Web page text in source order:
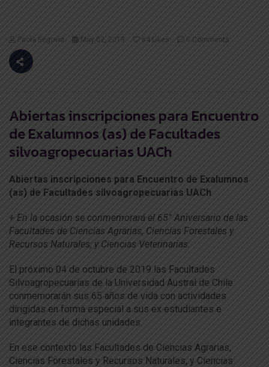
Paola Segovia May 02, 2019 64 Likes 0 Comments
Abiertas inscripciones para Encuentro
de Exalumnos (as) de Facultades
silvoagropecuarias UACh
Abiertas inscripciones para Encuentro de Exalumnos
(as) de Facultades silvoagropecuarias UACh
+ En la ocasión se conmemorará el 65° Aniversario de las
Facultades de Ciencias Agrarias, Ciencias Forestales y
Recursos Naturales, y Ciencias Veterinarias.
El próximo 04 de octubre de 2019 las Facultades
Silvoagropecuarias de la Universidad Austral de Chile
conmemorarán sus 65 años de vida con actividades
dirigidas en forma especial a sus ex estudiantes e
integrantes de dichas unidades.
En ese contexto las Facultades de Ciencias Agrarias,
Ciencias Forestales y Recursos Naturales, y Ciencias